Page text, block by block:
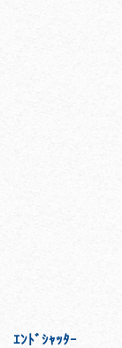
ｴﾝﾄﾞｼｬｯﾀｰ